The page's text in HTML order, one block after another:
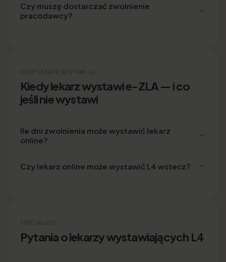
Czy muszę dostarczać zwolnienie
pracodawcy?
KIEDY LEKARZ WYSTAWI L4
Kiedy lekarz wystawi e-ZLA — i co
jeśli nie wystawi
Ile dni zwolnienia może wystawić lekarz
online?
Czy lekarz online może wystawić L4 wstecz?
SPECJALIŚCI
Pytania o lekarzy wystawiających L4